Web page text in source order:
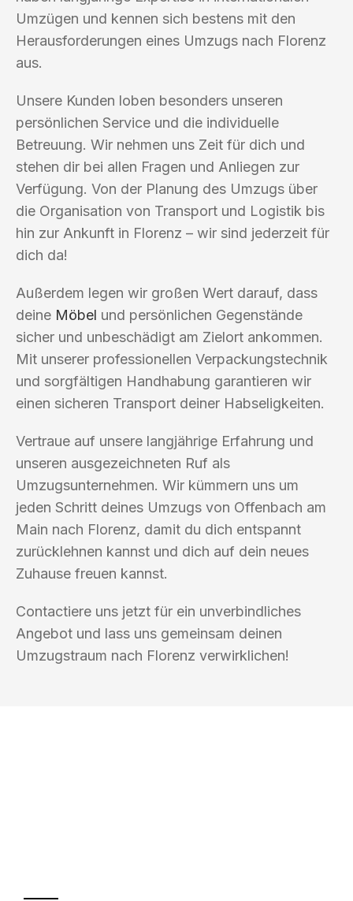
Umzügen und kennen sich bestens mit den
Herausforderungen eines Umzugs nach Florenz
aus.
Unsere Kunden loben besonders unseren
persönlichen Service und die individuelle
Betreuung. Wir nehmen uns Zeit für dich und
stehen dir bei allen Fragen und Anliegen zur
Verfügung. Von der Planung des Umzugs über
die Organisation von Transport und Logistik bis
hin zur Ankunft in Florenz – wir sind jederzeit für
dich da!
Außerdem legen wir großen Wert darauf, dass
deine Möbel und persönlichen Gegenstände
sicher und unbeschädigt am Zielort ankommen.
Mit unserer professionellen Verpackungstechnik
und sorgfältigen Handhabung garantieren wir
einen sicheren Transport deiner Habseligkeiten.
Vertraue auf unsere langjährige Erfahrung und
unseren ausgezeichneten Ruf als
Umzugsunternehmen. Wir kümmern uns um
jeden Schritt deines Umzugs von Offenbach am
Main nach Florenz, damit du dich entspannt
zurücklehnen kannst und dich auf dein neues
Zuhause freuen kannst.
Contactiere uns jetzt für ein unverbindliches
Angebot und lass uns gemeinsam deinen
Umzugstraum nach Florenz verwirklichen!